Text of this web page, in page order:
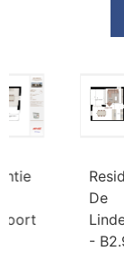
Residentie
Lindepoort